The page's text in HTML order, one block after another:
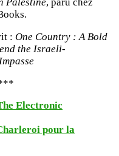
: One Country : A Bold
the Israeli-
Electronic
pour la